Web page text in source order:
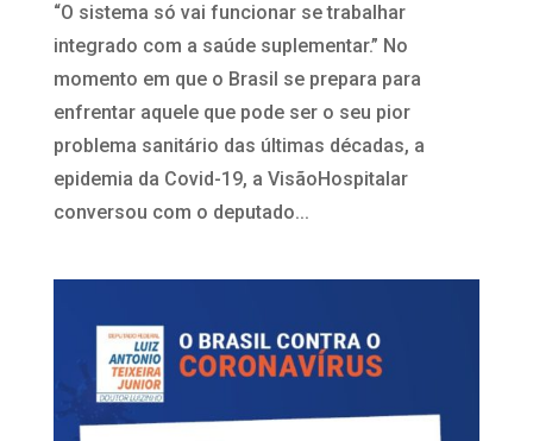
“O sistema só vai funcionar se trabalhar
integrado com a saúde suplementar.” No
momento em que o Brasil se prepara para
enfrentar aquele que pode ser o seu pior
problema sanitário das últimas décadas, a
epidemia da Covid-19, a VisãoHospitalar
conversou com o deputado...